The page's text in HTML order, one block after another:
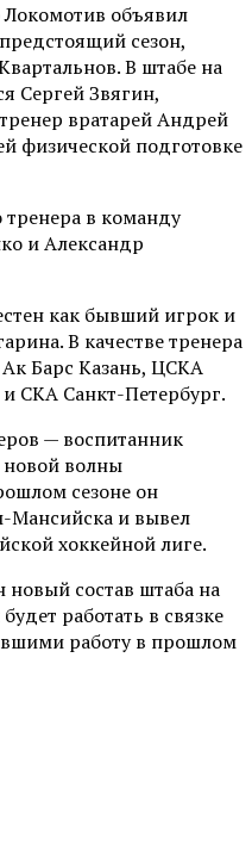
объявил
сезон,
В штабе на
Сергей Звягин,
вратарей Андрей
физической подготовке
в команду
и Александр
как бывший игрок и
В качестве тренера
Барс Казань, ЦСКА
СКА Санкт-Петербург.
— воспитанник
новой волны
сезоне он
Мансийска и вывел
хоккейной лиге.
состав штаба на
работать в связке
работу в прошлом